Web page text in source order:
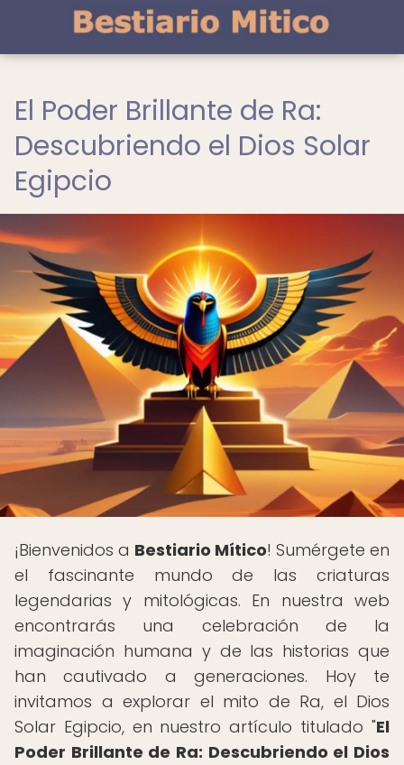
El Poder Brillante de Ra:
Descubriendo el Dios Solar
Egipcio
¡Bienvenidos a Bestiario Mítico! Sumérgete en
el fascinante mundo de las criaturas
legendarias y mitológicas. En nuestra web
encontrarás una celebración de la
imaginación humana y de las historias que
han cautivado a generaciones. Hoy te
invitamos a explorar el mito de Ra, el Dios
Solar Egipcio, en nuestro artículo titulado "El
Poder Brillante de Ra: Descubriendo el Dios